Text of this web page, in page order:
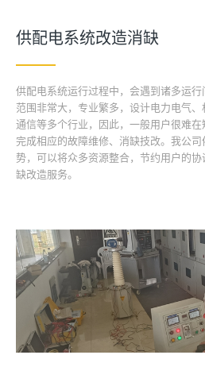
供配电系统改造消缺
供配电系统运行过程中，会遇到诸多运
范围非常大，专业繁多，设计电力电气、
通信等多个行业，因此，一般用户很难
完成相应的故障维修、消缺技改。我公
势，可以将众多资源整合，节约用户的
缺改造服务。